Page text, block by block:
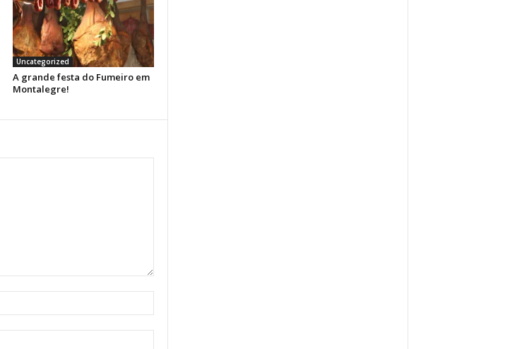
Uncategorized
A grande festa do Fumeiro em
Montalegre!